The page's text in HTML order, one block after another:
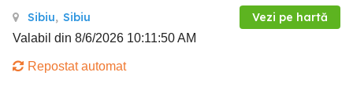
Sibiu, Sibiu Vezi pe hartă
Valabil din 8/6/2026 10:11:50 AM
Repostat automat